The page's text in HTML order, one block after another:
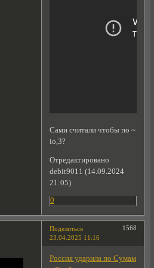
Сами считали чтобы по ~
io,3?
Отредактировано
debit9011 (14.09.2024
21:05)
0
Поделиться
1568
23.04.2025 11:16
Россия ударила по Сумам